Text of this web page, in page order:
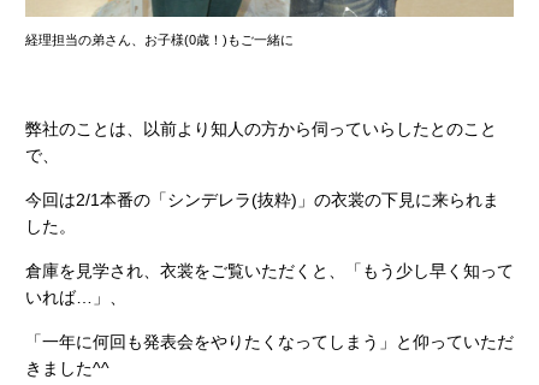
経理担当の弟さん、お子様(0歳！)もご一緒に
弊社のことは、以前より知人の方から伺っていらしたとのこと
で、
今回は2/1本番の「シンデレラ(抜粋)」の衣裳の下見に来られま
した。
倉庫を見学され、衣裳をご覧いただくと、「もう少し早く知って
いれば…」、
「一年に何回も発表会をやりたくなってしまう」と仰っていただ
きました^^